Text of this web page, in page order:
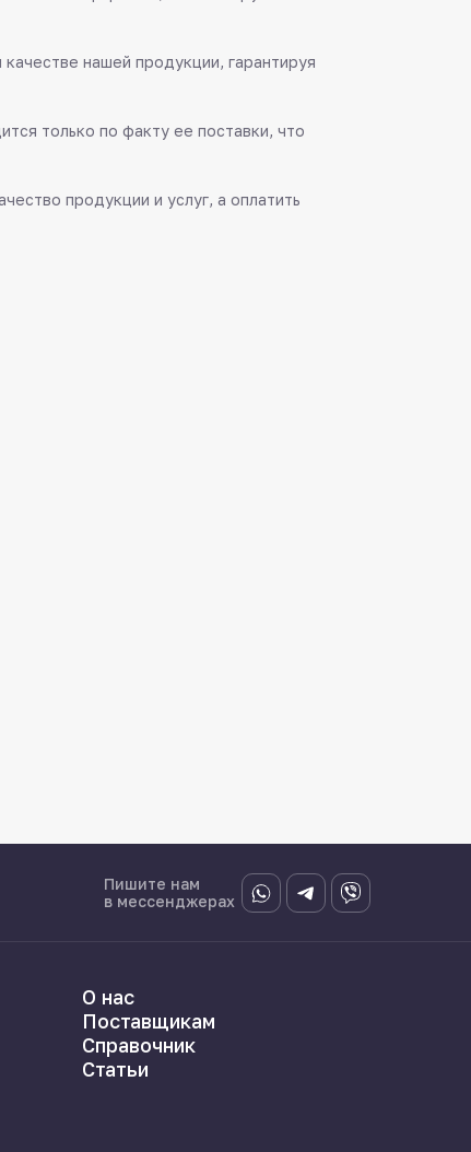
нашей продукции, гарантируя
только по факту ее поставки, что
продукции и услуг, а оплатить
Пишите нам
в мессенджерах
О нас
Поставщикам
Справочник
Статьи